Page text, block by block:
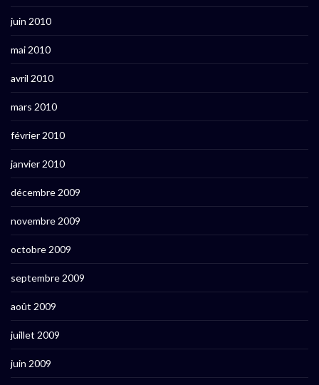
juin 2010
mai 2010
avril 2010
mars 2010
février 2010
janvier 2010
décembre 2009
novembre 2009
octobre 2009
septembre 2009
août 2009
juillet 2009
juin 2009